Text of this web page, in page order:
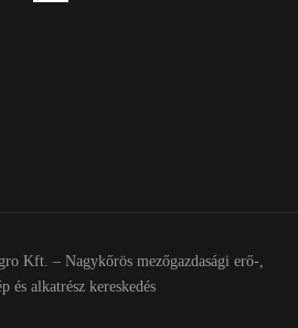
Kft. – Nagykőrös mezőgazdasági erő-,
és alkatrész kereskedés